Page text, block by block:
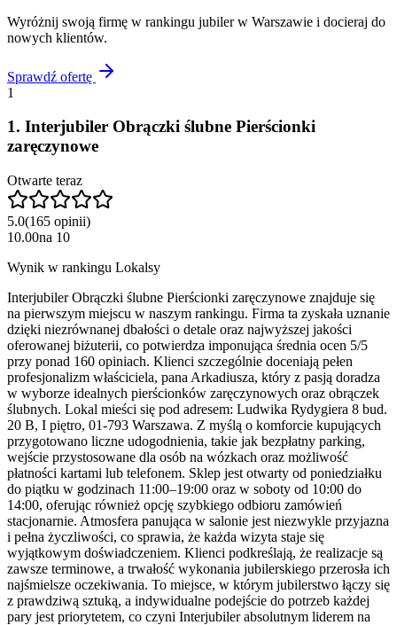
Wyróżnij swoją firmę w rankingu jubilerw Warszawie i docieraj do
nowych klientów.
Sprawdź ofertę
1
1. Interjubiler Obrączki ślubne Pierścionki
zaręczynowe
Otwarte teraz
5.0(165 opinii)
10.00na 10
Wynik w rankingu Lokalsy
Interjubiler Obrączki ślubne Pierścionki zaręczynowe znajduje się
na pierwszym miejscu w naszym rankingu. Firma ta zyskała uznanie
dzięki niezrównanej dbałości o detale oraz najwyższej jakości
oferowanej biżuterii, co potwierdza imponująca średnia ocen 5/5
przy ponad 160 opiniach. Klienci szczególnie doceniają pełen
profesjonalizm właściciela, pana Arkadiusza, który z pasją doradza
w wyborze idealnych pierścionków zaręczynowych oraz obrączek
ślubnych. Lokal mieści się pod adresem: Ludwika Rydygiera 8 bud.
20 B, I piętro, 01-793 Warszawa. Z myślą o komforcie kupujących
przygotowano liczne udogodnienia, takie jak bezpłatny parking,
wejście przystosowane dla osób na wózkach oraz możliwość
płatności kartami lub telefonem. Sklep jest otwarty od poniedziałku
do piątku w godzinach 11:00–19:00 oraz w soboty od 10:00 do
14:00, oferując również opcję szybkiego odbioru zamówień
stacjonarnie. Atmosfera panująca w salonie jest niezwykle przyjazna
i pełna życzliwości, co sprawia, że każda wizyta staje się
wyjątkowym doświadczeniem. Klienci podkreślają, że realizacje są
zawsze terminowe, a trwałość wykonania jubilerskiego przerosła ich
najśmielsze oczekiwania. To miejsce, w którym jubilerstwo łączy się
z prawdziwą sztuką, a indywidualne podejście do potrzeb każdej
pary jest priorytetem, co czyni Interjubiler absolutnym liderem na